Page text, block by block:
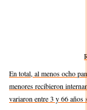
En total, al menos ocho
menores recibieron
variaron entre 3 y 66 años